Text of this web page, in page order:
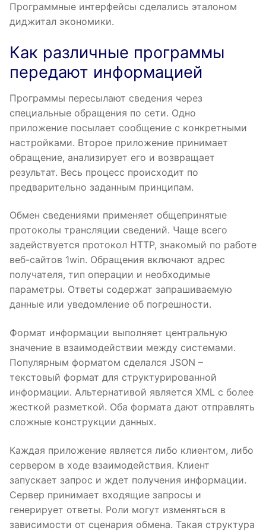
Программные интерфейсы сделались эталоном
диджитал экономики.
Как различные программы
передают информацией
Программы пересылают сведения через
специальные обращения по сети. Одно
приложение посылает сообщение с конкретными
настройками. Второе приложение принимает
обращение, анализирует его и возвращает
результат. Весь процесс происходит по
предварительно заданным принципам.
Обмен сведениями применяет общепринятые
протоколы трансляции сведений. Чаще всего
задействуется протокол HTTP, знакомый по работе
веб-сайтов 1win. Обращения включают адрес
получателя, тип операции и необходимые
параметры. Ответы содержат запрашиваемую
данные или уведомление об погрешности.
Формат информации выполняет центральную
значение в взаимодействии между системами.
Популярным форматом сделался JSON –
текстовый формат для структурированной
информации. Альтернативой является XML с более
жесткой разметкой. Оба формата дают отправлять
сложные конструкции данных.
Каждая приложение является либо клиентом, либо
сервером в ходе взаимодействия. Клиент
запускает запрос и ждет получения информации.
Сервер принимает входящие запросы и
генерирует ответы. Роли могут изменяться в
зависимости от сценария обмена. Такая структура